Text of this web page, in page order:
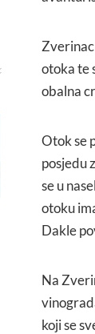
otoka te
obalna
Otok se
posjedu
se u
otoku
Dakle
Na
koji se